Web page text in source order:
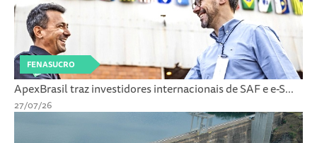
FENASUCRO
ApexBrasil traz investidores internacionais de SAF e e-S...
27/07/26